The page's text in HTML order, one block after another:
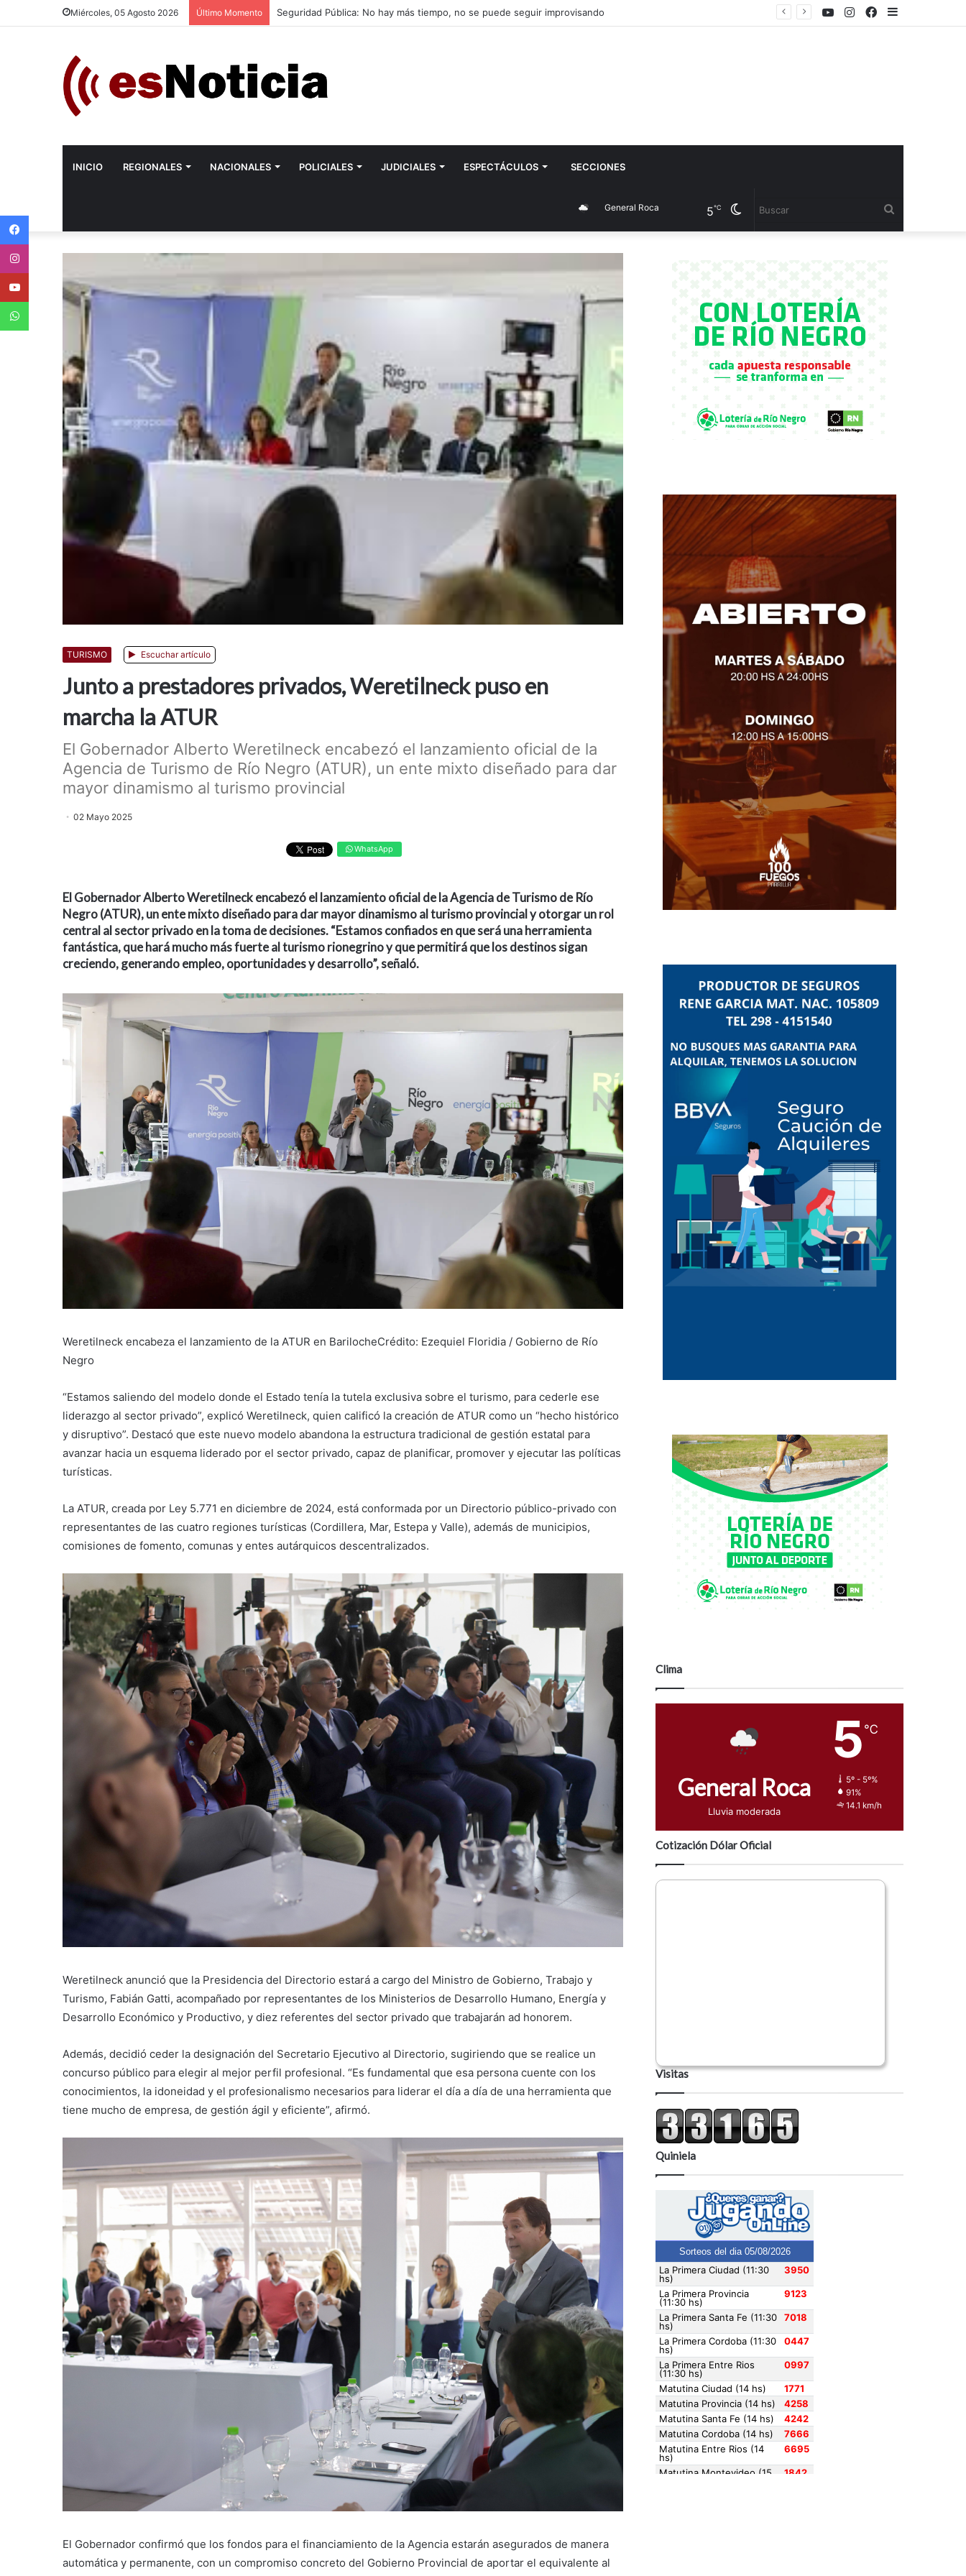
Miércoles, 05 Agosto 2026 Último Momento Regalías: Río Negro analiza nueva distribución con municipios productores Facebook
Instagram
Youtube
INICIO REGIONALES NACIONALES POLICIALES JUDICIALES ESPECTÁCULOS SECCIONES
Cambiar
General Roca 5℃
TURISMO Escuchar artículo
Junto a prestadores privados, Weretilneck puso en
marcha la ATUR
El Gobernador Alberto Weretilneck encabezó el lanzamiento oficial de la
Agencia de Turismo de Río Negro (ATUR), un ente mixto diseñado para dar
mayor dinamismo al turismo provincial
02 Mayo 2025
WhatsApp
El Gobernador Alberto Weretilneck encabezó el lanzamiento oficial de la Agencia de Turismo de Río
Negro (ATUR), un ente mixto diseñado para dar mayor dinamismo al turismo provincial y otorgar un rol
central al sector privado en la toma de decisiones. “Estamos confiados en que será una herramienta
fantástica, que hará mucho más fuerte al turismo rionegrino y que permitirá que los destinos sigan
creciendo, generando empleo, oportunidades y desarrollo”, señaló.
Weretilneck encabeza el lanzamiento de la ATUR en BarilocheCrédito: Ezequiel Floridia / Gobierno de Río
Negro
“Estamos saliendo del modelo donde el Estado tenía la tutela exclusiva sobre el turismo, para cederle ese
liderazgo al sector privado”, explicó Weretilneck, quien calificó la creación de ATUR como un “hecho histórico
y disruptivo”. Destacó que este nuevo modelo abandona la estructura tradicional de gestión estatal para
avanzar hacia un esquema liderado por el sector privado, capaz de planificar, promover y ejecutar las políticas
turísticas.
La ATUR, creada por Ley 5.771 en diciembre de 2024, está conformada por un Directorio público-privado con
representantes de las cuatro regiones turísticas (Cordillera, Mar, Estepa y Valle), además de municipios,
comisiones de fomento, comunas y entes autárquicos descentralizados.
Weretilneck anunció que la Presidencia del Directorio estará a cargo del Ministro de Gobierno, Trabajo y
Turismo, Fabián Gatti, acompañado por representantes de los Ministerios de Desarrollo Humano, Energía y
Desarrollo Económico y Productivo, y diez referentes del sector privado que trabajarán ad honorem.
Además, decidió ceder la designación del Secretario Ejecutivo al Directorio, sugiriendo que se realice un
concurso público para elegir al mejor perfil profesional. “Es fundamental que esa persona cuente con los
conocimientos, la idoneidad y el profesionalismo necesarios para liderar el día a día de una herramienta que
tiene mucho de empresa, de gestión ágil y eficiente”, afirmó.
El Gobernador confirmó que los fondos para el financiamiento de la Agencia estarán asegurados de manera
automática y permanente, con un compromiso concreto del Gobierno Provincial de aportar el equivalente al
Clima
General Roca
Lluvia moderada
5 ℃
5º - 5º%
91%
14.1 km/h
Cotización Dólar Oficial
Visitas
Quiniela
WhatsApp